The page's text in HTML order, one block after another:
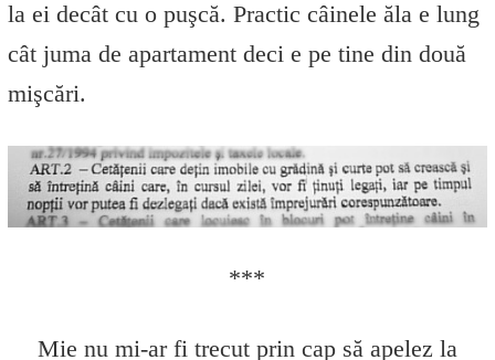
la ei decât cu o puşcă. Practic câinele ăla e lung
cât juma de apartament deci e pe tine din două
mişcări.
***
Mie nu mi-ar fi trecut prin cap să apelez la